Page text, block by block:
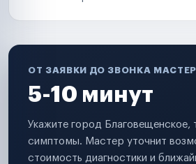
ОТ ЗАЯВКИ ДО ЗВОНКА
5-10 минут
Укажите город Благовещенское,
симптомы. Мастер уточнит
стоимость диагностики и